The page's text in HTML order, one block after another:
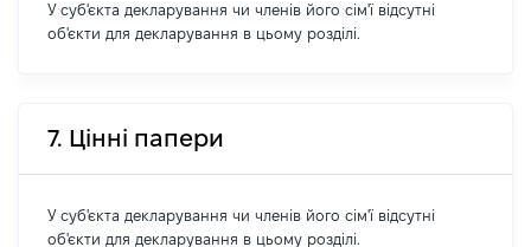
У суб'єкта декларування чи членів його сім'ї відсутні
об'єкти для декларування в цьому розділі.
7. Цінні папери
У суб'єкта декларування чи членів його сім'ї відсутні
об'єкти для декларування в цьому розділі.